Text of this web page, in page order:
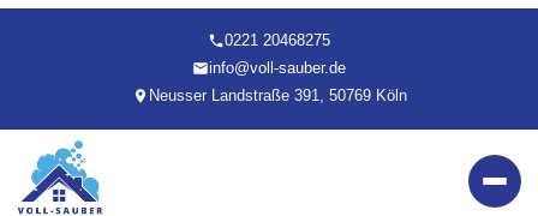
0221 20468275
info@voll-sauber.de
Neusser Landstraße 391, 50769 Köln